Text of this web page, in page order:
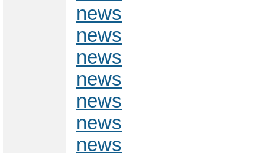
news
news
news
news
news
news
news